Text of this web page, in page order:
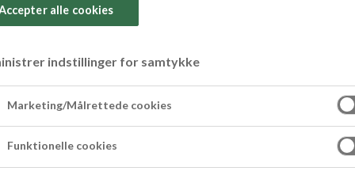
lime
alle cookies
indstillinger for samtykke
Marketing/Målrettede cookies
Funktionelle cookies